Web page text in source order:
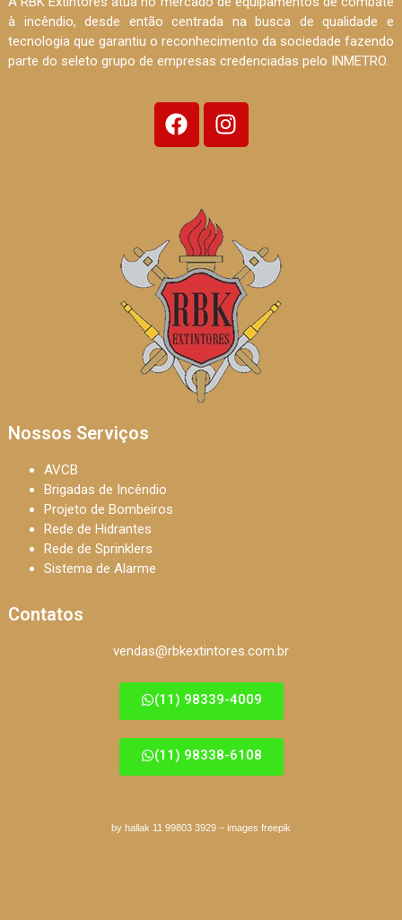
à incêndio, desde então centrada na busca de qualidade e
tecnologia que garantiu o reconhecimento da sociedade fazendo
parte do seleto grupo de empresas credenciadas pelo INMETRO.
Nossos Serviços
AVCB
Brigadas de Incêndio
Projeto de Bombeiros
Rede de Hidrantes
Rede de Sprinklers
Sistema de Alarme
Contatos
vendas@rbkextintores.com.br
(11) 98339-4009
(11) 98338-6108
by hallak 11 99803 3929 – images freepik